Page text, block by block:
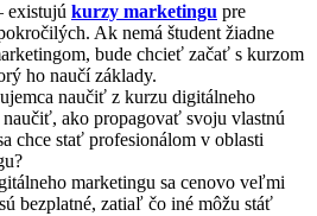
existujú kurzy marketingu pre
Ak nemá študent žiadne
bude chcieť začať s kurzom
ho naučí základy.
naučiť z kurzu digitálneho
naučiť, ako propagovať svoju vlastnú
chce stať profesionálom v oblasti
marketingu sa cenovo veľmi
bezplatné, zatiaľ čo iné môžu stáť